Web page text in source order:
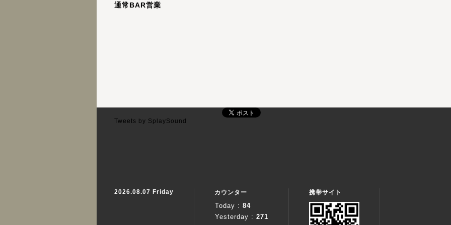
通常BAR営業
Tweets by SplaySound
2026.08.07 Friday カウンター
Today : 84
Yesterday : 271
携帯サイト